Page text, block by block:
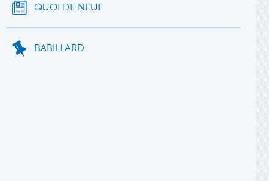
QUOI DE NEUF
BABILLARD